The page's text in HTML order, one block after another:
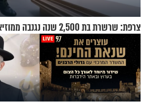
צרפת: שרשרת בת 2,500 שנה נגנבה ממוזיאון לאור היום